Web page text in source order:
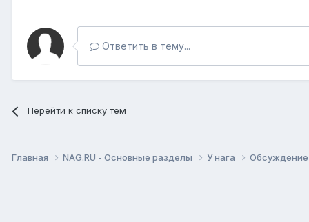
Ответить в тему...
Перейти к списку тем
Главная NAG.RU - Основные разделы У нага Обсуждение